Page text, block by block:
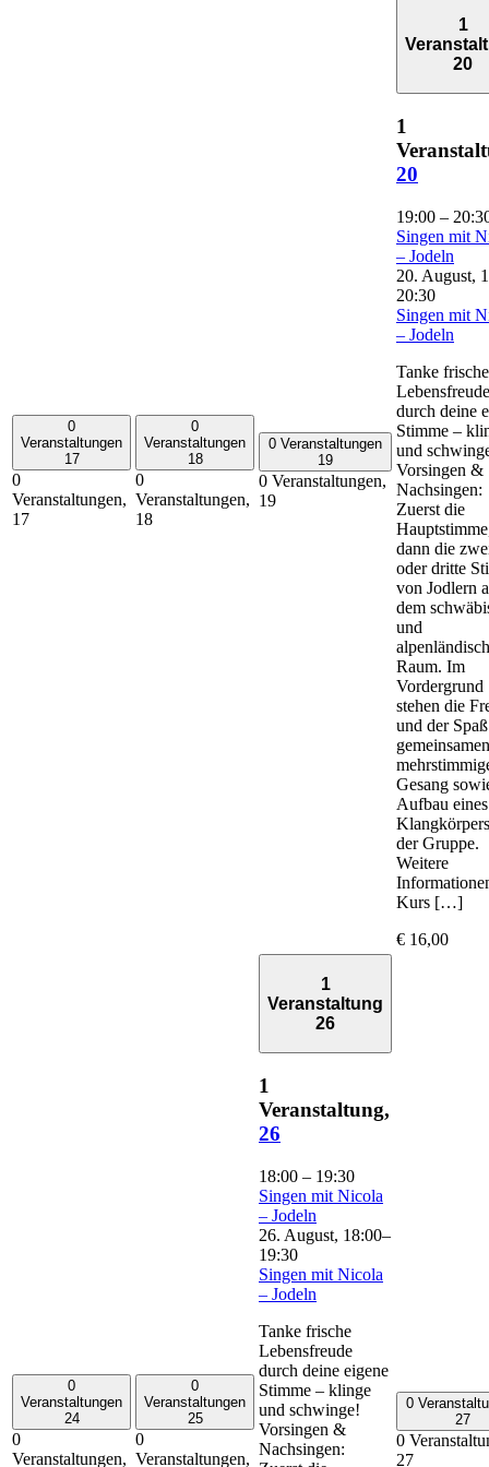
0
Veranstaltungen
17
0
Veranstaltungen,
17
0
Veranstaltungen
18
0
Veranstaltungen,
18
0 Veranstaltungen
19
0 Veranstaltungen,
19
1
20
1
20
19:00 –
Singen mit
– Jodeln
20. August,
20:30
Singen mit
– Jodeln
Tanke frische
Lebensfreude
durch deine
Stimme –
und
Vorsingen &
Nachsingen:
Zuerst die
dann die
oder dritte
von Jodlern
dem
und
Raum. Im
Vordergrund
stehen die
und der
Gesang
Aufbau eines
der Gruppe.
Weitere
Kurs […]
€ 16,00
0
Veranstaltungen
24
0
Veranstaltungen,
0
Veranstaltungen
25
0
Veranstaltungen,
1
Veranstaltung
26
1
Veranstaltung,
26
18:00 – 19:30
Singen mit Nicola
– Jodeln
26. August, 18:00–
19:30
Singen mit Nicola
– Jodeln
Tanke frische
Lebensfreude
durch deine eigene
Stimme – klinge
und schwinge!
Vorsingen &
Nachsingen:
0
27
0
27